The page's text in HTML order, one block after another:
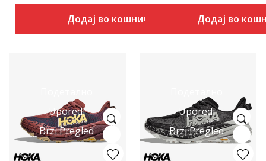
Додај во кошничка Додај во
Uporedi
Brzi Pregled
Uporedi
Brzi Pregled